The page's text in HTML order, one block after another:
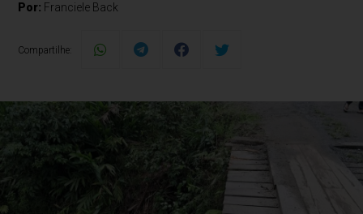
Por: Franciele Back
Compartilhe: